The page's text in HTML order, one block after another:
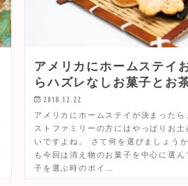
アメリカにホームステイ
らハズレなしお菓子とお
2018.12.22
アメリカにホームステイが決まったら
ストファミリーの方にはやっぱりお土
いですよね。 さて何を選びましょう
も今回は消え物のお菓子を中心に選
子を選ぶ時のポイ…